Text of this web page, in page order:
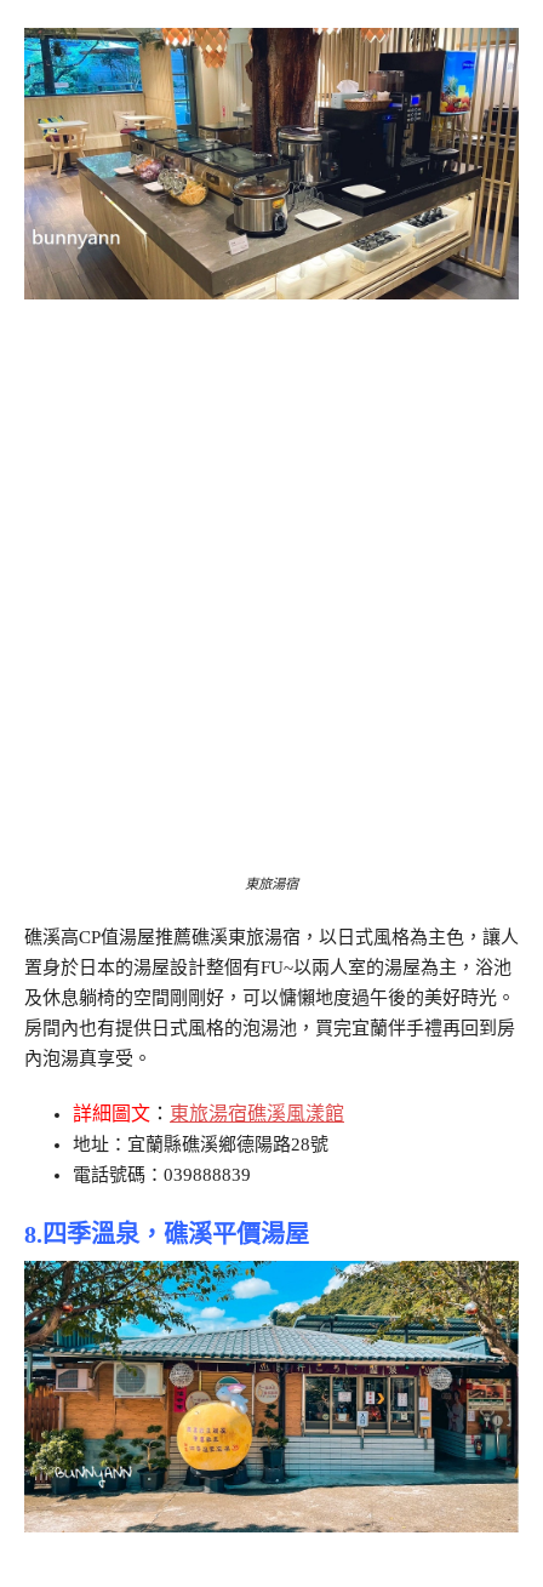
東旅湯宿
礁溪高CP值湯屋推薦礁溪東旅湯宿，以日式風格為主色，讓人
置身於日本的湯屋設計整個有FU~以兩人室的湯屋為主，浴池
及休息躺椅的空間剛剛好，可以慵懶地度過午後的美好時光。
房間內也有提供日式風格的泡湯池，買完宜蘭伴手禮再回到房
內泡湯真享受。
詳細圖文 ： 東旅湯宿礁溪風漾館
地址：宜蘭縣礁溪鄉德陽路28號
電話號碼：039888839
8. 四季溫泉，礁溪平價湯屋